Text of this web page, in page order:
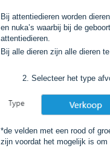
Bij attentiedieren worden
en nuka’s waarbij bij de
attentiedieren.
Bij alle dieren zijn alle dieren
2. Selecteer het type
*de velden met een rood of
zijn voordat het mogelijk is om